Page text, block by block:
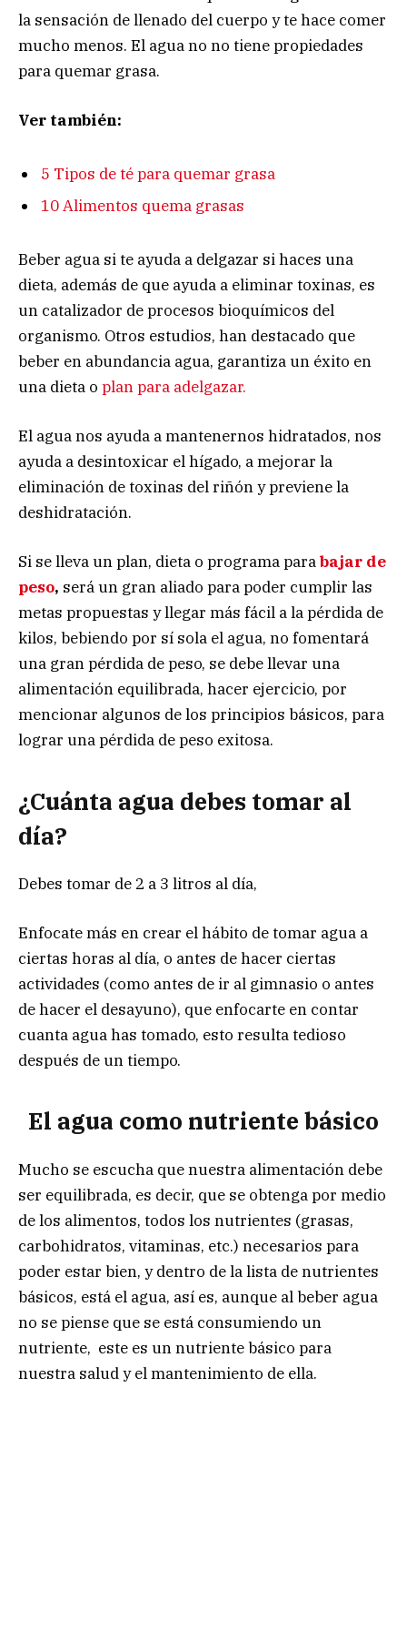
la sensación de llenado del cuerpo y te hace comer
mucho menos. El agua no no tiene propiedades
para quemar grasa.
Ver también:
5 Tipos de té para quemar grasa
10 Alimentos quema grasas
Beber agua si te ayuda a delgazar si haces una
dieta, además de que ayuda a eliminar toxinas, es
un catalizador de procesos bioquímicos del
organismo. Otros estudios, han destacado que
beber en abundancia agua, garantiza un éxito en
una dieta o plan para adelgazar.
El agua nos ayuda a mantenernos hidratados, nos
ayuda a desintoxicar el hígado, a mejorar la
eliminación de toxinas del riñón y previene la
deshidratación.
Si se lleva un plan, dieta o programa parabajar de
peso, será un gran aliado para poder cumplir las
metas propuestas y llegar más fácil a la pérdida de
kilos, bebiendo por sí sola el agua, no fomentará
una gran pérdida de peso, se debe llevar una
alimentación equilibrada, hacer ejercicio, por
mencionar algunos de los principios básicos, para
lograr una pérdida de peso exitosa.
¿Cuánta agua debes tomar al
día?
Debes tomar de 2 a 3 litros al día,
Enfocate más en crear el hábito de tomar agua a
ciertas horas al día, o antes de hacer ciertas
actividades (como antes de ir al gimnasio o antes
de hacer el desayuno), que enfocarte en contar
cuanta agua has tomado, esto resulta tedioso
después de un tiempo.
El agua como nutriente básico
Mucho se escucha que nuestra alimentación debe
ser equilibrada, es decir, que se obtenga por medio
de los alimentos, todos los nutrientes (grasas,
carbohidratos, vitaminas, etc.) necesarios para
poder estar bien, y dentro de la lista de nutrientes
básicos, está el agua, así es, aunque al beber agua
no se piense que se está consumiendo un
nutriente, este es un nutriente básico para
nuestra salud y el mantenimiento de ella.